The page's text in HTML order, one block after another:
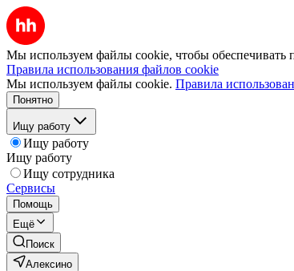
Мы используем файлы cookie, чтобы обеспечивать
Правила использования файлов cookie
Мы используем файлы cookie. Правила
Понятно
Ищу работу
Ищу работу
Ищу работу
Ищу сотрудника
Сервисы
Помощь
Ещё
Поиск
Алексино